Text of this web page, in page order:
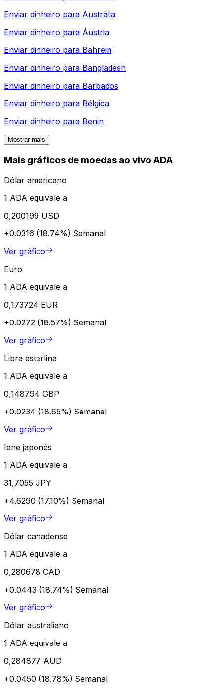
Enviar dinheiro para Austrália
Enviar dinheiro para Áustria
Enviar dinheiro para Bahrein
Enviar dinheiro para Bangladesh
Enviar dinheiro para Barbados
Enviar dinheiro para Bélgica
Enviar dinheiro para Benin
Mostrar mais
Mais gráficos de moedas ao vivo ADA
Dólar americano
1 ADA equivale a
0,200199 USD
+0.0316 (18.74%) Semanal
Ver gráfico
Euro
1 ADA equivale a
0,173724 EUR
+0.0272 (18.57%) Semanal
Ver gráfico
Libra esterlina
1 ADA equivale a
0,148794 GBP
+0.0234 (18.65%) Semanal
Ver gráfico
Iene japonês
1 ADA equivale a
31,7055 JPY
+4.6290 (17.10%) Semanal
Ver gráfico
Dólar canadense
1 ADA equivale a
0,280678 CAD
+0.0443 (18.74%) Semanal
Ver gráfico
Dólar australiano
1 ADA equivale a
0,284877 AUD
+0.0450 (18.78%) Semanal